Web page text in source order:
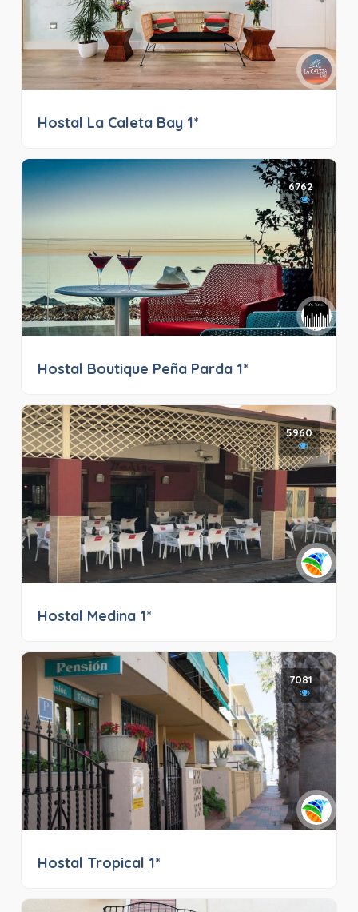
Hostal La Caleta Bay 1*
6762
Hostal Boutique Peña Parda 1*
5960
Hostal Medina 1*
7081
Hostal Tropical 1*